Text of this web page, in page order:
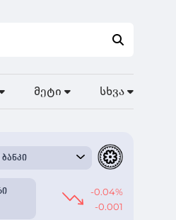
მეტი სხვა